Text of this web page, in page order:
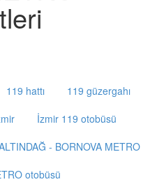
119 hattı
119 güzergahı
İzmir 119 otobüsü
- BORNOVA METRO
otobüsü